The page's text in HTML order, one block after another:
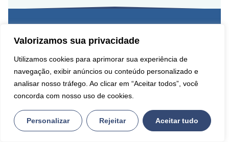
Valorizamos sua privacidade
Utilizamos cookies para aprimorar sua experiência de
navegação, exibir anúncios ou conteúdo personalizado e
analisar nosso tráfego. Ao clicar em “Aceitar todos”, você
concorda com nosso uso de cookies.
Personalizar Rejeitar Aceitar tudo
Links Rápidos
MÍDIA KIT